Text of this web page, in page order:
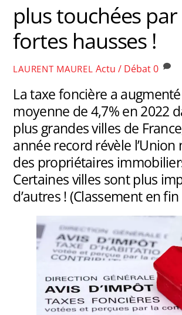
plus touchées
fortes hausses !
LAURENT MAUREL Actu / Débat0
La taxe foncière a
moyenne de 4,7% en 2022
plus grandes villes de
année record révèle
des propriétaires
Certaines villes sont plus
d’autres ! (Classement en fin